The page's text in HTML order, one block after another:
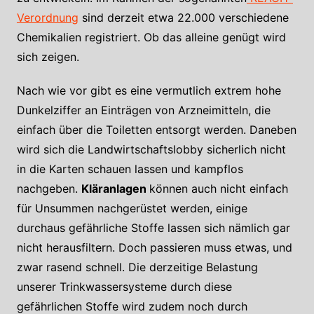
Verordnung sind derzeit etwa 22.000 verschiedene
Chemikalien registriert. Ob das alleine genügt wird
sich zeigen.
Nach wie vor gibt es eine vermutlich extrem hohe
Dunkelziffer an Einträgen von Arzneimitteln, die
einfach über die Toiletten entsorgt werden. Daneben
wird sich die Landwirtschaftslobby sicherlich nicht
in die Karten schauen lassen und kampflos
nachgeben. Kläranlagen können auch nicht einfach
für Unsummen nachgerüstet werden, einige
durchaus gefährliche Stoffe lassen sich nämlich gar
nicht herausfiltern. Doch passieren muss etwas, und
zwar rasend schnell. Die derzeitige Belastung
unserer Trinkwassersysteme durch diese
gefährlichen Stoffe wird zudem noch durch